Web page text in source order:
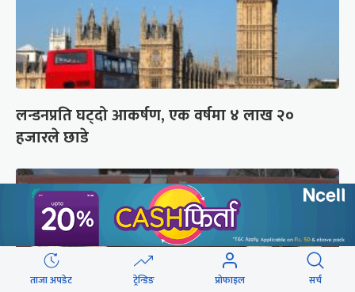
लन्डनप्रति घट्दो आकर्षण, एक वर्षमा ४ लाख २०
हजारले छाडे
ताजा अपडेट ट्रेन्डिङ प्रोफाइल सर्च